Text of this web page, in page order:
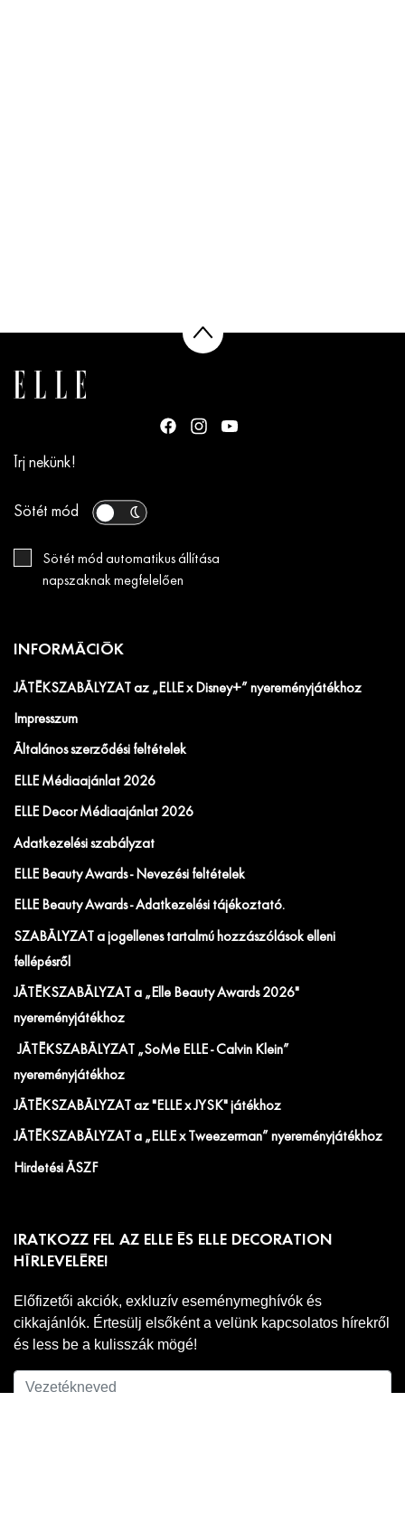
Írj nekünk!
Sötét mód
Sötét mód automatikus állítása
napszaknak megfelelően
INFORMÁCIÓK
JÁTÉKSZABÁLYZAT az „ELLE x Disney+” nyereményjátékhoz
Impresszum
Általános szerződési feltételek
ELLE Médiaajánlat 2026
ELLE Decor Médiaajánlat 2026
Adatkezelési szabályzat
ELLE Beauty Awards - Nevezési feltételek
ELLE Beauty Awards - Adatkezelési tájékoztató.
SZABÁLYZAT a jogellenes tartalmú hozzászólások elleni
fellépésről
JÁTÉKSZABÁLYZAT a „Elle Beauty Awards 2026"
nyereményjátékhoz
JÁTÉKSZABÁLYZAT „SoMe ELLE - Calvin Klein”
nyereményjátékhoz
JÁTÉKSZABÁLYZAT az "ELLE x JYSK" játékhoz
JÁTÉKSZABÁLYZAT a „ELLE x Tweezerman” nyereményjátékhoz
Hirdetési ÁSZF
IRATKOZZ FEL AZ ELLE ÉS ELLE DECORATION
HÍRLEVELÉRE!
Előfizetői akciók, exkluzív eseménymeghívók és
cikkajánlók. Értesülj elsőként a velünk kapcsolatos hírekről
és less be a kulisszák mögé!